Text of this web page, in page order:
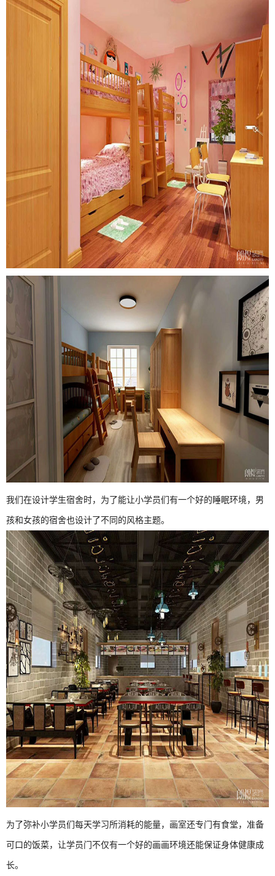
我们在设计学生宿舍时，为了能让小学员们有一个好的睡眠环境，男
孩和女孩的宿舍也设计了不同的风格主题。
为了弥补小学员们每天学习所消耗的能量，画室还专门有食堂，准备
可口的饭菜，让学员门不仅有一个好的画画环境还能保证身体健康成
长。